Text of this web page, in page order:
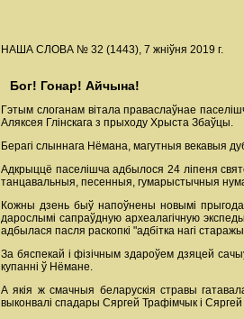
НАША СЛОВА № 32 (1443), 7 жніўня 2019 г.
Бог! Гонар! Айчына!
Гэтым слоганам вітала праваслаўнае
Аляксея Глінскага з прыходу Хрыста Збаўцы.
Берагі слыннага Нёмана, магутныя векавыя
Адкрыццё паселішча адбылося 24 ліпеня
танцавальныя, песенныя, гумарыстычныя
Кожны дзень быў напоўнены новымі
дарослымі сапраўдную археалагічную
адбылася пасля раскопкі "адбітка нагі
За бяспекай і фізічным здароўем дзяцей
купанні ў Нёмане.
А якія ж смачныя беларускія стравы
выконвалі спадары Сяргей Трафімчык і Сяргей